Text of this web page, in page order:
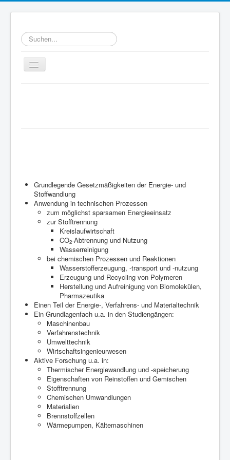
Suchen...
Toggle
Navigation
Kontakt
Grundlegende Gesetzmäßigkeiten der Energie- und
Stoffwandlung
Anwendung in technischen Prozessen
zum möglichst sparsamen Energieeinsatz
zur Stofftrennung
Kreislaufwirtschaft
CO2-Abtrennung und Nutzung
Wasserreinigung
bei chemischen Prozessen und Reaktionen
Wasserstofferzeugung, -transport und -nutzung
Erzeugung und Recycling von Polymeren
Herstellung und Aufreinigung von Biomolekülen,
Pharmazeutika
Einen Teil der Energie-, Verfahrens- und Materialtechnik
Ein Grundlagenfach u.a. in den Studiengängen:
Maschinenbau
Verfahrenstechnik
Umwelttechnik
Wirtschaftsingenieurwesen
Aktive Forschung u.a. in:
Thermischer Energiewandlung und -speicherung
Eigenschaften von Reinstoffen und Gemischen
Stofftrennung
Chemischen Umwandlungen
Materialien
Brennstoffzellen
Wärmepumpen, Kältemaschinen